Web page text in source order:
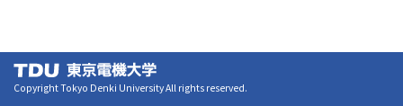
Copyright Tokyo Denki University All rights reserved.